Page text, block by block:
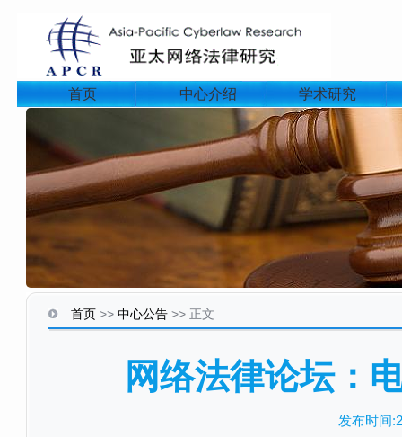
首页 中心介绍 学术研究
首页>> 中心公告>> 正文
网络法律论坛：
发布时间